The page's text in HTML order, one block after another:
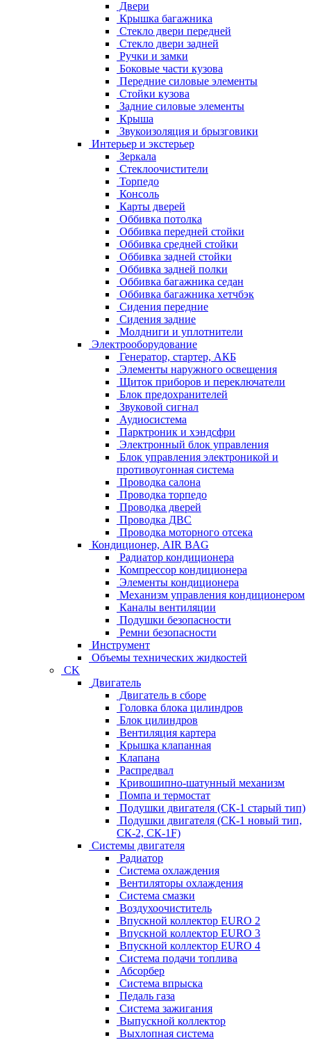
Двери
Крышка багажника
Стекло двери передней
Стекло двери задней
Ручки и замки
Боковые части кузова
Передние силовые элементы
Стойки кузова
Задние силовые элементы
Крыша
Звукоизоляция и брызговики
Интерьер и экстерьер
Зеркала
Стеклоочистители
Торпедо
Консоль
Карты дверей
Оббивка потолка
Оббивка передней стойки
Оббивка средней стойки
Оббивка задней стойки
Оббивка задней полки
Оббивка багажника седан
Оббивка багажника хетчбэк
Сидения передние
Сидения задние
Молдниги и уплотнители
Электрооборудование
Генератор, стартер, АКБ
Элементы наружного освещения
Щиток приборов и переключатели
Блок предохранителей
Звуковой сигнал
Аудиосистема
Парктроник и хэндсфри
Электронный блок управления
Блок управления электроникой и
противоугонная система
Проводка салона
Проводка торпедо
Проводка дверей
Проводка ДВС
Проводка моторного отсека
Кондиционер, AIR BAG
Радиатор кондиционера
Компрессор кондиционера
Элементы кондиционера
Механизм управления кондиционером
Каналы вентиляции
Подушки безопасности
Ремни безопасности
Инструмент
Объемы технических жидкостей
CK
Двигатель
Двигатель в сборе
Головка блока цилиндров
Блок цилиндров
Вентиляция картера
Крышка клапанная
Клапана
Распредвал
Кривошипно-шатунный механизм
Помпа и термостат
Подушки двигателя (СК-1 старый тип)
Подушки двигателя (СК-1 новый тип,
СК-2, СК-1F)
Системы двигателя
Радиатор
Система охлаждения
Вентиляторы охлаждения
Система смазки
Воздухоочиститель
Впускной коллектор EURO 2
Впускной коллектор EURO 3
Впускной коллектор EURO 4
Система подачи топлива
Абсорбер
Система впрыска
Педаль газа
Система зажигания
Выпускной коллектор
Выхлопная система